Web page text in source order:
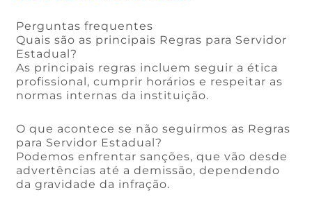
Perguntas frequentes
Quais são as principais Regras para Servidor
Estadual?
As principais regras incluem seguir a ética
profissional, cumprir horários e respeitar as
normas internas da instituição.
O que acontece se não seguirmos as Regras
para Servidor Estadual?
Podemos enfrentar sanções, que vão desde
advertências até a demissão, dependendo
da gravidade da infração.